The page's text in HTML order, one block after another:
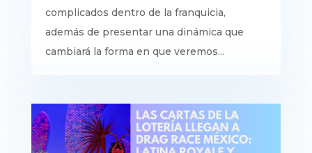
complicados dentro de la franquicia,
además de presentar una dinámica que
cambiará la forma en que veremos...